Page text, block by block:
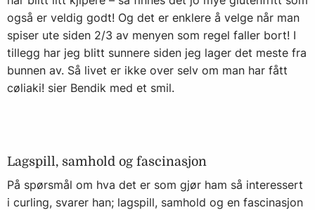
også er veldig godt! Og det er enklere å velge når man
spiser ute siden 2/3 av menyen som regel faller bort! I
tillegg har jeg blitt sunnere siden jeg lager det meste fra
bunnen av. Så livet er ikke over selv om man har fått
cøliaki! sier Bendik med et smil.
Lagspill, samhold og fascinasjon
På spørsmål om hva det er som gjør ham så interessert
i curling, svarer han; lagspill, samhold og en fascinasjon